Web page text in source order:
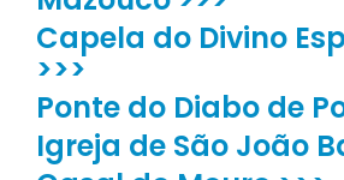
Capela do Divino
>>>
Ponte do Diabo de
Igreja de São João